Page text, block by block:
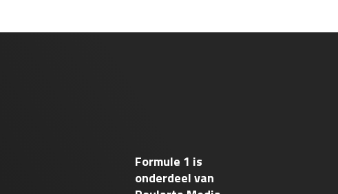
Formule 1 is
onderdeel van